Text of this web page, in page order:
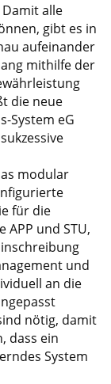
alle
gibt es in
aufeinander
mithilfe der
die neue
System eG
modular
für die
und STU,
und
an die
nötig, damit
dass ein
System